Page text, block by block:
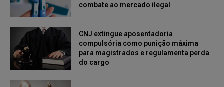
combate ao mercado ilegal
CNJ extingue aposentadoria
compulsória como punição máxima
para magistrados e regulamenta perda
do cargo